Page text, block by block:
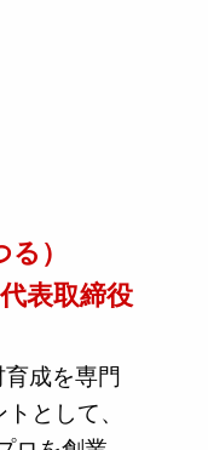
）
表取締役
成を専門
として、